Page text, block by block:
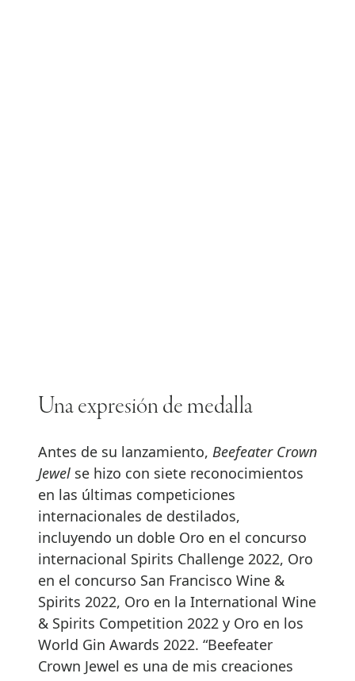
Una expresión de medalla
Antes de su lanzamiento, Beefeater Crown
Jewel se hizo con siete reconocimientos
en las últimas competiciones
internacionales de destilados,
incluyendo un doble Oro en el concurso
internacional Spirits Challenge 2022, Oro
en el concurso San Francisco Wine &
Spirits 2022, Oro en la International Wine
& Spirits Competition 2022 y Oro en los
World Gin Awards 2022. “Beefeater
Crown Jewel es una de mis creaciones